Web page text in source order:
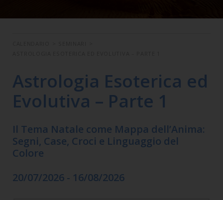
Astrologia Esoterica ed
Evolutiva – Parte 1
Il Tema Natale come Mappa dell’Anima:
Segni, Case, Croci e Linguaggio del
Colore
20/07/2026 - 16/08/2026